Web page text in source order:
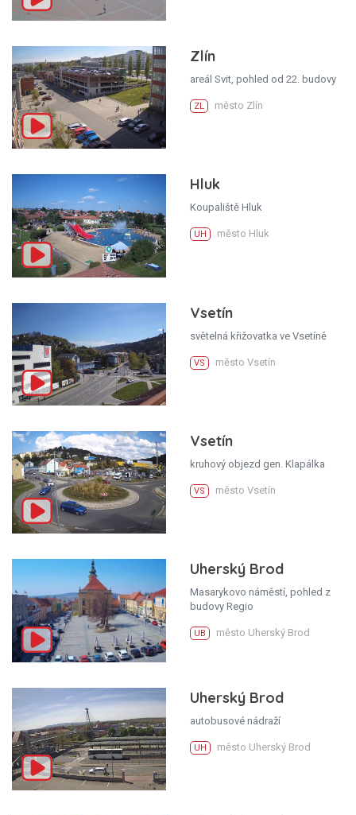
Zlín
areál Svit, pohled od 22. budovy
ZL město Zlín
Hluk
Koupaliště Hluk
UH město Hluk
Vsetín
světelná křižovatka ve Vsetíně
VS město Vsetín
Vsetín
kruhový objezd gen. Klapálka
VS město Vsetín
Uherský Brod
Masarykovo náměstí, pohled z
budovy Regio
UB město Uherský Brod
Uherský Brod
autobusové nádraží
UH město Uherský Brod